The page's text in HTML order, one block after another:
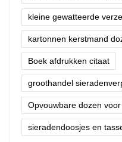
kleine gewatteerde
kartonnen kerstmand
Boek afdrukken citaat
groothandel
Opvouwbare dozen
sieradendoosjes en